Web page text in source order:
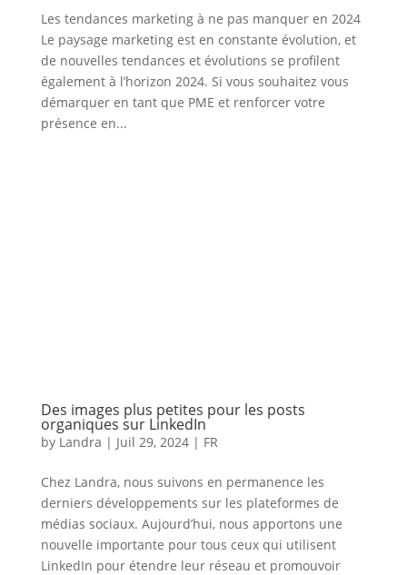
Les tendances marketing à ne pas manquer en 2024
Le paysage marketing est en constante évolution, et
de nouvelles tendances et évolutions se profilent
également à l’horizon 2024. Si vous souhaitez vous
démarquer en tant que PME et renforcer votre
présence en...
Des images plus petites pour les posts
organiques sur LinkedIn
by Landra | Juil 29, 2024| FR
Chez Landra, nous suivons en permanence les
derniers développements sur les plateformes de
médias sociaux. Aujourd’hui, nous apportons une
nouvelle importante pour tous ceux qui utilisent
LinkedIn pour étendre leur réseau et promouvoir